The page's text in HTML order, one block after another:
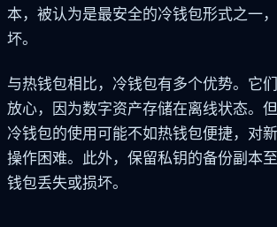
本，被认为是最安全的冷钱包形式之一
坏。
与热钱包相比，冷钱包有多个优势。它
放心，因为数字资产存储在离线状态。但
冷钱包的使用可能不如热钱包便捷，对
操作困难。此外，保留私钥的备份副本
钱包丢失或损坏。